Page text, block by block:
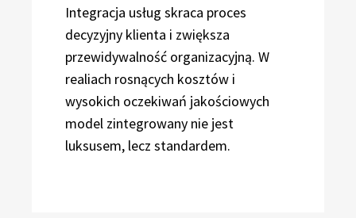
Integracja usług skraca proces
decyzyjny klienta i zwiększa
przewidywalność organizacyjną. W
realiach rosnących kosztów i
wysokich oczekiwań jakościowych
model zintegrowany nie jest
luksusem, lecz standardem.